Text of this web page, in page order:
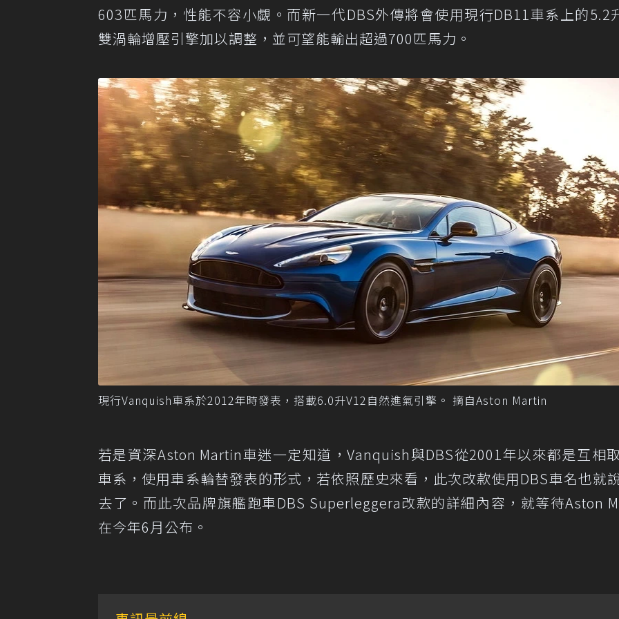
603匹馬力，性能不容小覷。而新一代DBS外傳將會使用現行DB11車系上的5.2
雙渦輪增壓引擎加以調整，並可望能輸出超過700匹馬力。
現行Vanquish車系於2012年時發表，搭載6.0升V12自然進氣引擎。 摘自Aston Martin
若是資深Aston Martin車迷一定知道，Vanquish與DBS從2001年以來都是互相
車系，使用車系輪替發表的形式，若依照歷史來看，此次改款使用DBS車名也就
去了。而此次品牌旗艦跑車DBS Superleggera改款的詳細內容，就等待Aston
在今年6月公布。